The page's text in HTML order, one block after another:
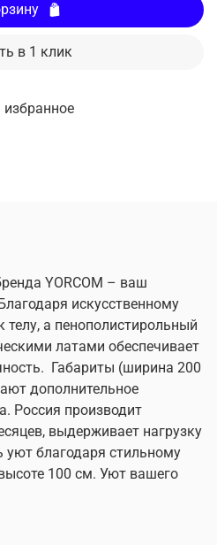
избранное
в 1 клик
YORCOM – ваш
искусственному
а пенополистирольный
латами обеспечивает
Габариты (ширина 200
дополнительное
Россия производит
выдерживает нагрузку
уют благодаря стильному
100 см. Уют вашего